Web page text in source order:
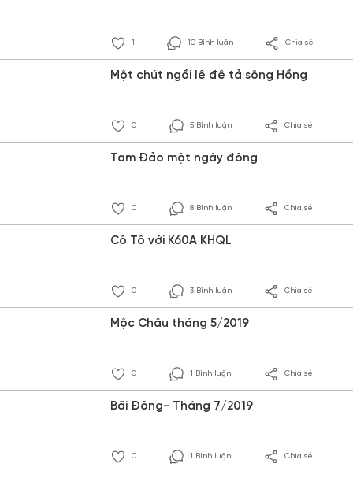
1 10 Bình luận Chia sẻ
Một chút ngồi lê đê tả sông Hồng
0 5 Bình luận Chia sẻ
Tam Đảo một ngày đông
0 8 Bình luận Chia sẻ
Cô Tô với K60A KHQL
0 3 Bình luận Chia sẻ
Mộc Châu tháng 5/2019
0 1 Bình luận Chia sẻ
Bãi Đông- Tháng 7/2019
0 1 Bình luận Chia sẻ